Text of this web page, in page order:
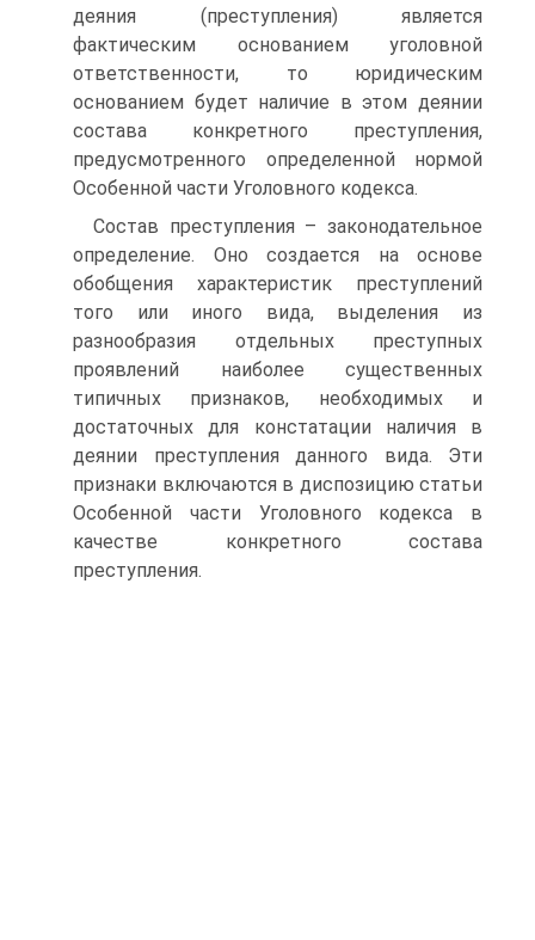
деяния (преступления) является
фактическим основанием уголовной
ответственности, то юридическим
основанием будет наличие в этом деянии
состава конкретного преступления,
предусмотренного определенной нормой
Особенной части Уголовного кодекса.
Состав преступления – законодательное
определение. Оно создается на основе
обобщения характеристик преступлений
того или иного вида, выделения из
разнообразия отдельных преступных
проявлений наиболее существенных
типичных признаков, необходимых и
достаточных для констатации наличия в
деянии преступления данного вида. Эти
признаки включаются в диспозицию статьи
Особенной части Уголовного кодекса в
качестве конкретного состава
преступления.